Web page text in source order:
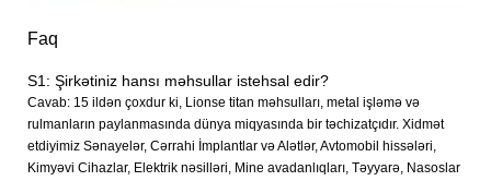
Faq
S1: Şirkətiniz hansı məhsullar istehsal edir?
Cavab: 15 ildən çoxdur ki, Lionse titan məhsulları, metal işləmə və
rulmanların paylanmasında dünya miqyasında bir təchizatçıdır. Xidmət
etdiyimiz Sənayelər, Cərrahi İmplantlar və Alətlər, Avtomobil hissələri,
Kimyəvi Cihazlar, Elektrik nəsilləri, Mine avadanlıqları, Təyyarə, Nasoslar